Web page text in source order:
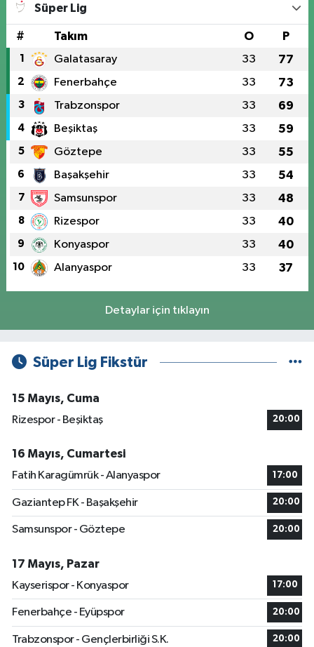
Süper Lig
# Takım O P
1 Galatasaray 33 77
2 Fenerbahçe 33 73
3 Trabzonspor 33 69
4 Beşiktaş 33 59
5 Göztepe 33 55
6 Başakşehir 33 54
7 Samsunspor 33 48
8 Rizespor 33 40
9 Konyaspor 33 40
10 Alanyaspor 33 37
Detaylar için tıklayın
Süper Lig Fikstür
15 Mayıs, Cuma
Rizespor - Beşiktaş
20:00
16 Mayıs, Cumartesi
Fatih Karagümrük - Alanyaspor
17:00
Gaziantep FK - Başakşehir 20:00
Samsunspor - Göztepe 20:00
17 Mayıs, Pazar
Kayserispor - Konyaspor
17:00
Fenerbahçe - Eyüpspor 20:00
Trabzonspor - Gençlerbirliği S.K. 20:00